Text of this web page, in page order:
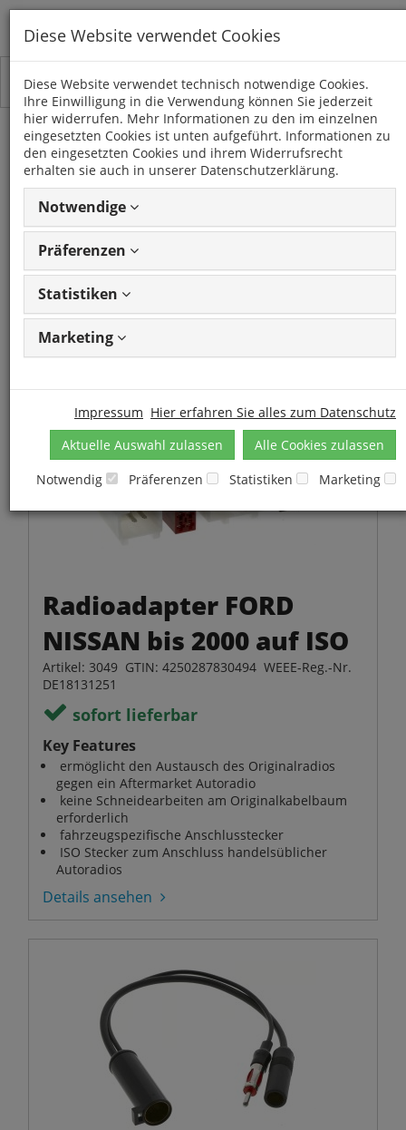
Toggle
navigation
Kategorien
SERENA
(1993 - 2001)
2 Artikel
Artikel1 - 2 von 2
Artikeln
ändern
Radioadapter FORD
NISSAN bis 2000 auf ISO
Artikel: 3049 GTIN: 4250287830494 WEEE-Reg.-Nr.
DE18131251
sofort lieferbar
Key Features
ermöglicht den Austausch des Originalradios
gegen ein Aftermarket Autoradio
keine Schneidearbeiten am Originalkabelbaum
erforderlich
fahrzeugspezifische Anschlusstecker
ISO Stecker zum Anschluss handelsüblicher
Autoradios
Details ansehen
Diese Website verwendet Cookies
Diese Website verwendet technisch notwendige Cookies.
Ihre Einwilligung in die Verwendung können Sie jederzeit
hier widerrufen. Mehr Informationen zu den im einzelnen
eingesetzten Cookies ist unten aufgeführt. Informationen zu
den eingesetzten Cookies und ihrem Widerrufsrecht
erhalten sie auch in unserer Datenschutzerklärung.
Notwendige
Präferenzen
Statistiken
Marketing
Impressum Hier erfahren Sie alles zum Datenschutz
Aktuelle Auswahl zulassen
Alle Cookies zulassen
Notwendig
Präferenzen Statistiken Marketing